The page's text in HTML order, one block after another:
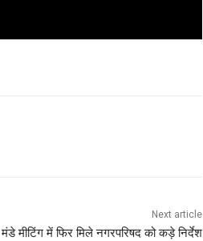
Next article
मंडे मीटिंग में फिर मिले नगरपरिषद को कड़े निर्देश